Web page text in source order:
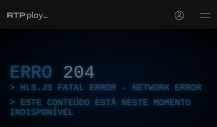
ERRO 204
HLS.JS FATAL ERROR - NETWORK ERROR
ESTE CONTEÚDO ESTÁ NESTE MOMENTO
INDISPONÍVEL